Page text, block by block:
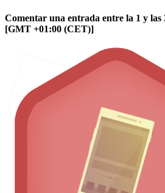
Comentar una entrada entre la 1 y las
[GMT +01:00 (CET)]